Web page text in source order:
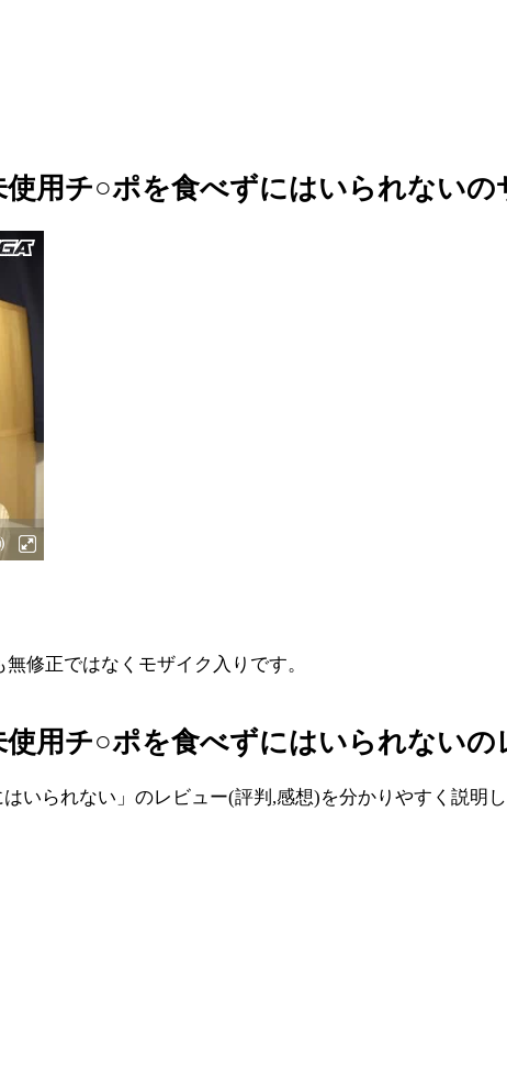
用チ○ポを食べずにはいられないの
修正ではなくモザイク入りです。
用チ○ポを食べずにはいられないの
いられない」のレビュー(評判,感想)を分かりやすく説明し